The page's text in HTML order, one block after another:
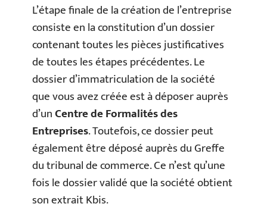
L’étape finale de la création de l’entreprise
consiste en la constitution d’un dossier
contenant toutes les pièces justificatives
de toutes les étapes précédentes. Le
dossier d’immatriculation de la société
que vous avez créée est à déposer auprès
d’unCentre de Formalités des
Entreprises. Toutefois, ce dossier peut
également être déposé auprès du Greffe
du tribunal de commerce. Ce n’est qu’une
fois le dossier validé que la société obtient
son extrait Kbis.